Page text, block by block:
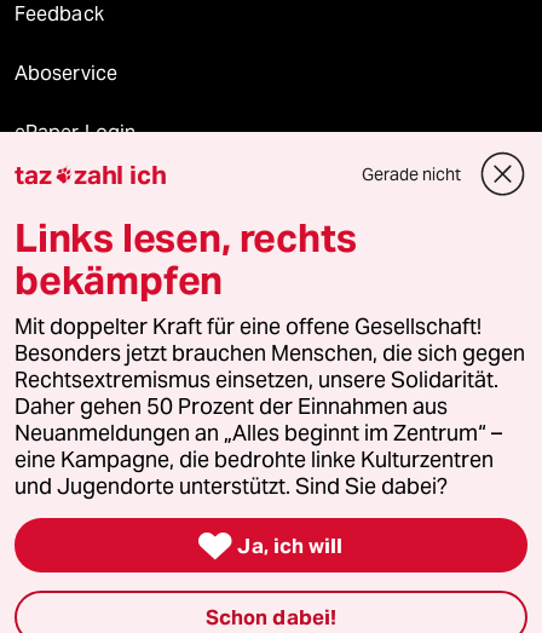
Feedback
Aboservice
ePaper Login
Downloads für Abonnierende
© 2026 taz Verlags und Vertriebs GmbH
Alle Rechte vorbehalten. Bei rechtlichen Fragen oder für Genehmigungen
wenden Sie sich bitte an
lizenzen@taz.de
Feedback Redaktionsstatut Kommune-Richtlinien
Leitlinie Informant Datenschutz Impressum AGB
Seitenwende Einwilligungen widerrufen (Ads)
taz zahl ich Gerade nicht
Links lesen, rechts
bekämpfen
Mit doppelter Kraft für eine offene Gesellschaft!
Besonders jetzt brauchen Menschen, die sich gegen
Rechtsextremismus einsetzen, unsere Solidarität.
Daher gehen 50 Prozent der Einnahmen aus
Neuanmeldungen an „Alles beginnt im Zentrum“ –
eine Kampagne, die bedrohte linke Kulturzentren
und Jugendorte unterstützt. Sind Sie dabei?
 Ja, ich will
Schon dabei!